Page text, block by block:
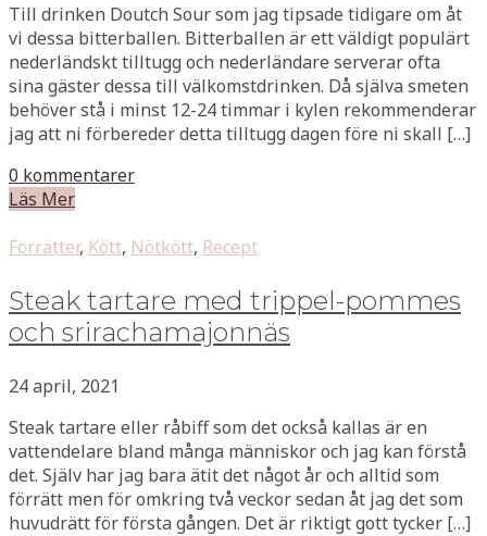
Till drinken Doutch Sour som jag tipsade tidigare om åt
vi dessa bitterballen. Bitterballen är ett väldigt populärt
nederländskt tilltugg och nederländare serverar ofta
sina gäster dessa till välkomstdrinken. Då själva smeten
behöver stå i minst 12-24 timmar i kylen rekommenderar
jag att ni förbereder detta tilltugg dagen före ni skall […]
0 kommentarer
Läs Mer
Förrätter, Kött, Nötkött, Recept
Steak tartare med trippel-pommes
och srirachamajonnäs
24 april, 2021
Steak tartare eller råbiff som det också kallas är en
vattendelare bland många människor och jag kan förstå
det. Själv har jag bara ätit det något år och alltid som
förrätt men för omkring två veckor sedan åt jag det som
huvudrätt för första gången. Det är riktigt gott tycker […]